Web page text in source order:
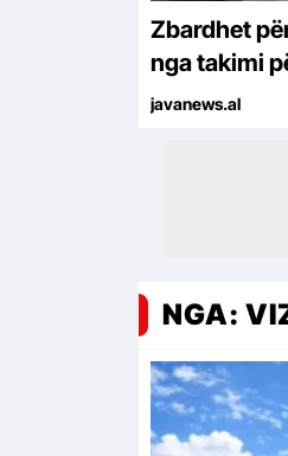
Zbardhet
nga takimi
javanews.al
NGA: